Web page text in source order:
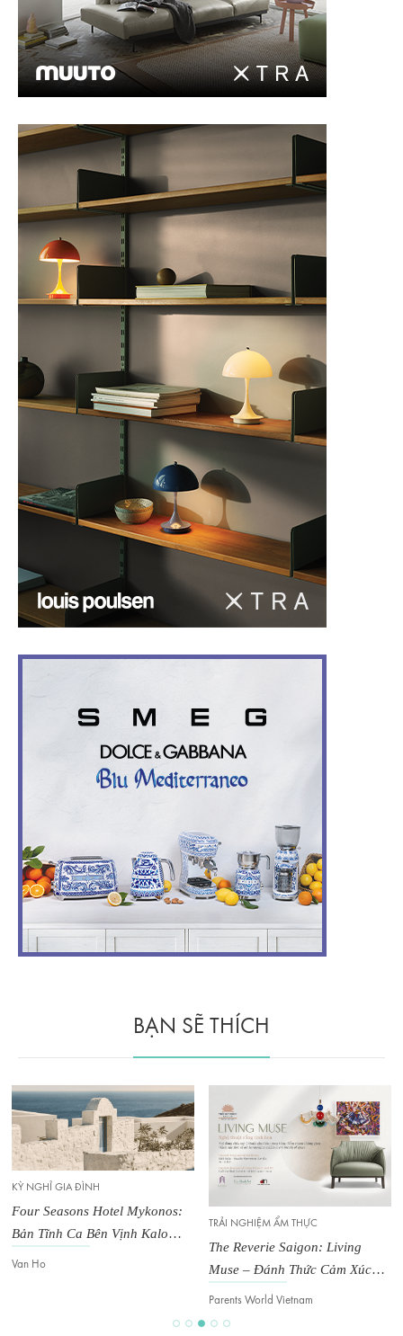
BẠN SẼ THÍCH
KỲ NGHỈ GIA ĐÌNH
Four Seasons Hotel Mykonos:
Bản Tĩnh Ca Bên Vịnh Kalo
Van Ho
TRẢI NGHIỆM ẨM THỰC
The Reverie Saigon: Living
Muse – Đánh Thức Cảm Xúc
Trong Không Gian Đương Đại
Parents World Vietnam